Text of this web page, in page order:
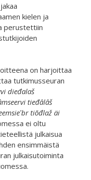
kielen ja
perustettiin
on harjoittaa
tutkimusseuran
dieđalaš
tieđâlâš
tiõđlaž äi
ei oltu
julkaisua
ensimmäistä
julkaisutoiminta